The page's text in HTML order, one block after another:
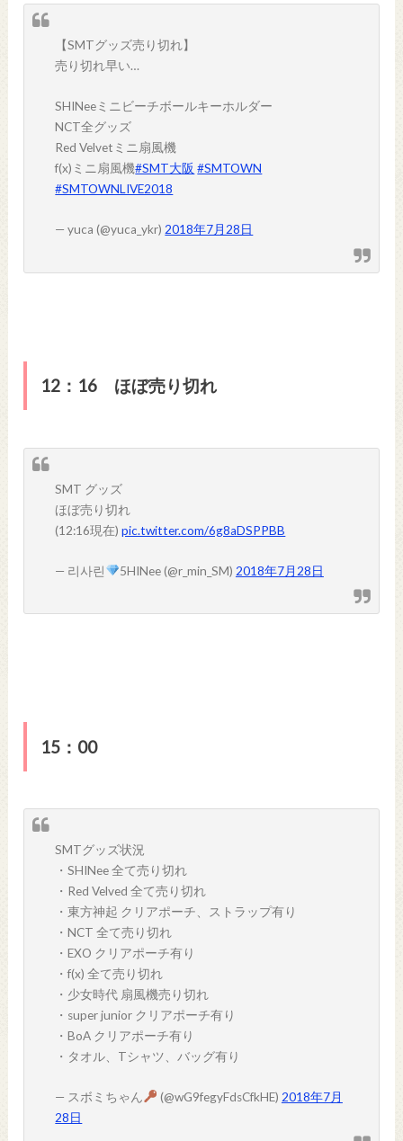
【SMTグッズ売り切れ】
売り切れ早い…
SHINeeミニビーチボールキーホルダー
NCT全グッズ
Red Velvetミニ扇風機
f(x)ミニ扇風機#SMT大阪 #SMTOWN
#SMTOWNLIVE2018
— yuca (@yuca_ykr) 2018年7月28日
12：16 ほぼ売り切れ
SMT グッズ
ほぼ売り切れ
(12:16現在)pic.twitter.com/6g8aDSPPBB
— 리사린 5HINee (@r_min_SM) 2018年7月28日
15：00
SMTグッズ状況
・SHINee 全て売り切れ
・Red Velved 全て売り切れ
・東方神起 クリアポーチ、ストラップ有り
・NCT 全て売り切れ
・EXO クリアポーチ有り
・f(x) 全て売り切れ
・少女時代 扇風機売り切れ
・super junior クリアポーチ有り
・BoA クリアポーチ有り
・タオル、Tシャツ、バッグ有り
— スボミちゃん (@wG9fegyFdsCfkHE) 2018年7月
28日